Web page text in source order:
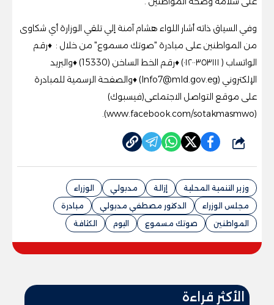
وفي السياق ذاته أشار اللواء هشام آمنة إلي تلقي الوزارة أي شكاوى
من المواطنين على مبادرة "صوتك مسموع" من خلال : ♦️رقم
الواتساب ( ٠١٢٠٠٣٥٣١١١) ♦️رقم الخط الساخن (15330) ♦️والبريد
الإلكتروني (Info7@mld.gov.eg) ♦️والصفحة الرسمية للمبادرة
على موقع التواصل الاجتماعى(فيسبوك)
(www.facebook.com/sotakmasmwo).
شارك
وزير التنمية المحلية إزالة مدبولي
الوزراء
مجلس الوزراء
الدكتور مصطفي مدبولي
مبادرة
المواطنين
صوتك مسموع اليوم الكثافة
الأكثر قراءة